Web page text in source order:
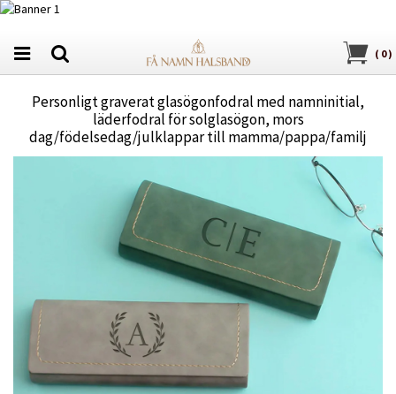
( 0)
Personligt graverat glasögonfodral med namninitial,
läderfodral för solglasögon, mors
dag/födelsedag/julklappar till mamma/pappa/familj